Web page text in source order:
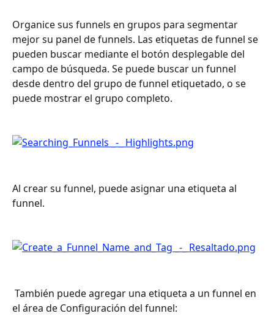
Organice sus funnels en grupos para segmentar
mejor su panel de funnels. Las etiquetas de funnel se
pueden buscar mediante el botón desplegable del
campo de búsqueda. Se puede buscar un funnel
desde dentro del grupo de funnel etiquetado, o se
puede mostrar el grupo completo.
Al crear su funnel, puede asignar una etiqueta al
funnel.
el área de Configuración del funnel: